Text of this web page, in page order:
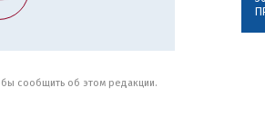
сообщить об этом редакции.